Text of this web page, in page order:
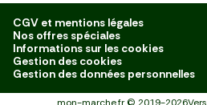
Charcuterie
Poissonnerie
Fromagerie
Crèmerie
CGV et mentions légales
Nos offres spéciales
Informations sur les cookies
Gestion des cookies
Gestion des données personnelles